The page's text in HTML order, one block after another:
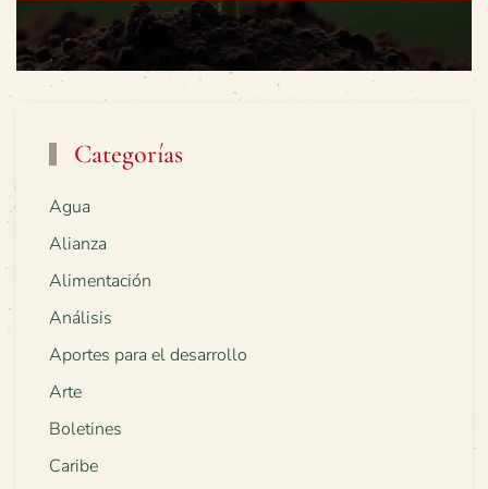
Categorías
Agua
Alianza
Alimentación
Análisis
Aportes para el desarrollo
Arte
Boletines
Caribe